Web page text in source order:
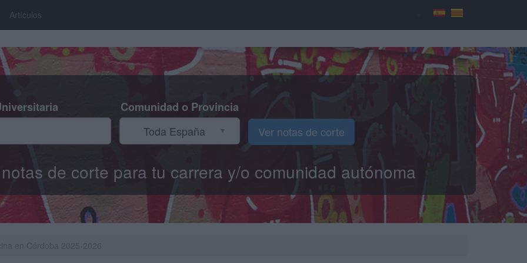
Artículos
Comunidad o Provincia
Toda España
Ver notas de corte
de corte para tu carrera y/o comunidad autónoma